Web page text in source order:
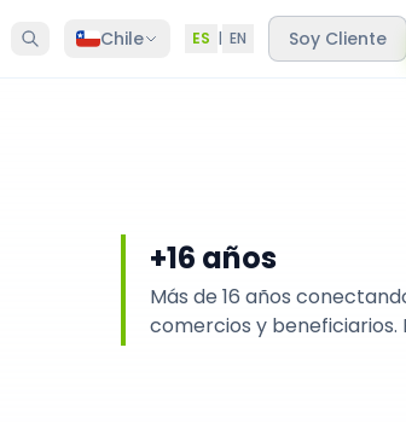
Chile ES | EN Soy Cliente
+16 años
Más de 16 años
comercios y beneficiarios.